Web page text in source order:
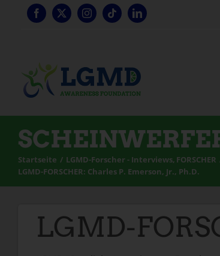
Startseite LGMD-Forscher - Interviews FORSCHER
LGMD-FORSCHER: Charles P. Emerson, Jr., Ph.D.
LGMD-